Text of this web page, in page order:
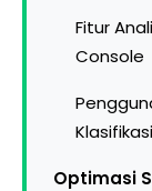
Fitur
Console
Optimasi